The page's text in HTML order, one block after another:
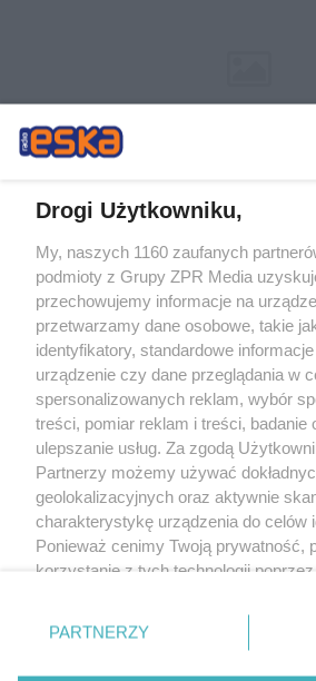
Żaden utwór zamieszczony w serwisie nie może
rozpowszechniany lub dalej rozpowszechniany
tym także elektroniczny lub mechaniczny) na
eksploatacji w jakiejkolwiek formie, włącznie z
bez pisemnej zgody właściciela praw.
wykorzystanie utworów w całości lub w części z
bez właściwej zgody, jest zabronione pod
prawnie.
O nas
Drogi Użytkowniku,
My, naszych 1160 zaufanych
podmioty z Grupy ZPR Media
przechowujemy informacje na
przetwarzamy dane osobowe, takie
identyfikatory, standardowe
urządzenie czy dane przeglądania w
spersonalizowanych reklam, wybór
treści, pomiar reklam i treści, badanie
ulepszanie usług. Za zgodą
Partnerzy możemy używać
geolokalizacyjnych oraz aktywnie
charakterystykę urządzenia do celów
Ponieważ cenimy Twoją prywatność,
korzystanie z tych technologii
zmienić/wycofać klikając przycisk
znajdujący się w lewym dolnym rogu
rodzaje przetwarzania danych nie
PARTNERZY